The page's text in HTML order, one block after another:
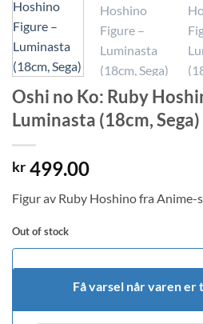
Oshi no Ko: Ruby
Luminasta (18cm, Sega)
kr 499.00
Figur av Ruby Hoshino fra Anime-
Out of stock
Få varsel når varen er